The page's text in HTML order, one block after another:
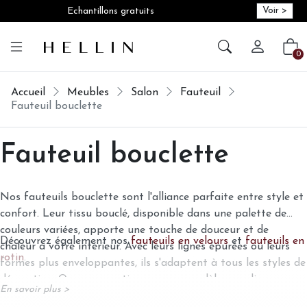
Echantillons gratuits Voir >
Créer 0
Accueil Meubles Salon
Fauteuil
Fauteuil bouclette
Fauteuil bouclette
Nos fauteuils bouclette sont l'alliance parfaite entre style et
confort. Leur tissu bouclé, disponible dans une palette de
couleurs variées, apporte une touche de douceur et de
chaleur à votre intérieur. Avec leurs lignes épurées ou leurs
formes plus enveloppantes, ils s'adaptent à tous les styles de
décoration. Que vous optiez pour un modèle scandinave en
bois clair ou pour un fauteuil vintage aux pieds en métal,
Découvrez également nosfauteuils en velours et fauteuils en
rotin.
En savoir plus >